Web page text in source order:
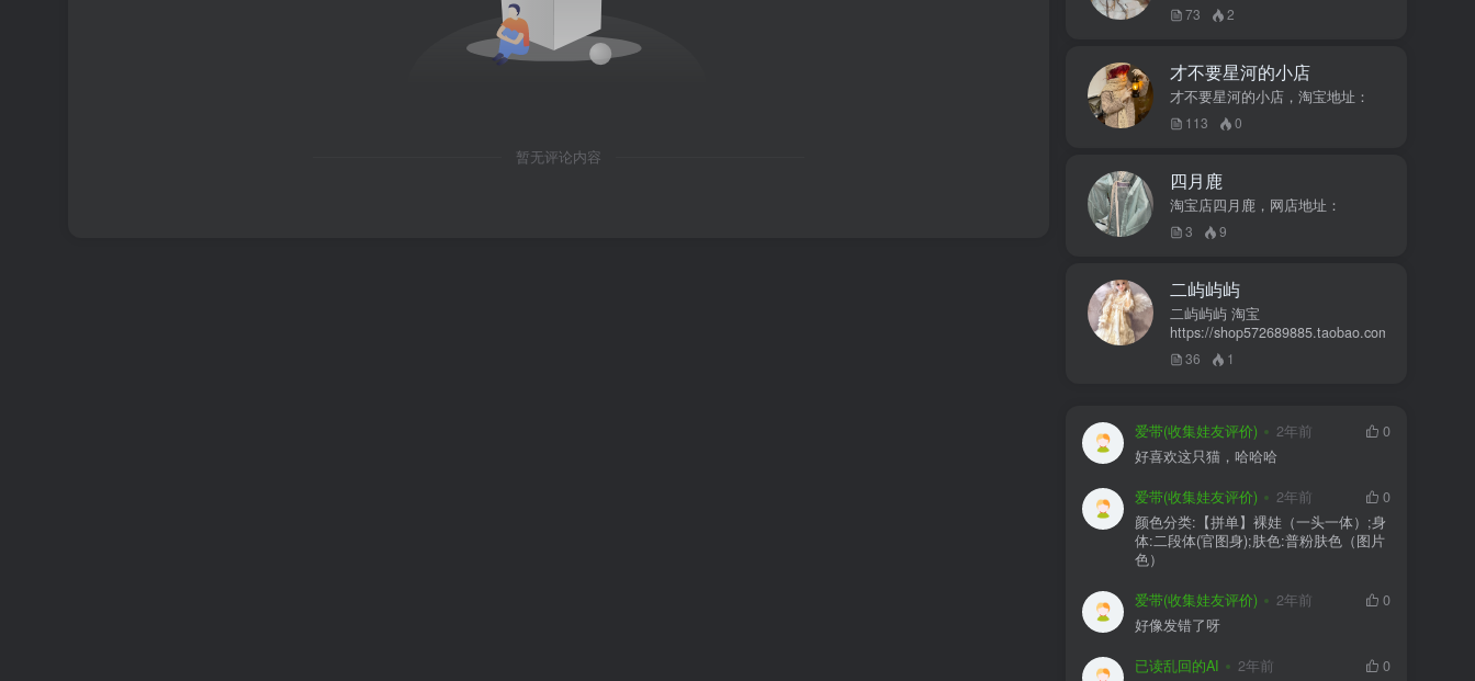
暂无评论内容
73 2
才不要星河的小店
才不要星河的小店，淘宝地址：
113 0
四月鹿
淘宝店四月鹿，网店地址：
3 9
二屿屿屿
二屿屿屿 淘宝
https://shop572689885.taobao.com
36 1
爱带(收集娃友评价) 2年前
0
好喜欢这只猫，哈哈哈
爱带(收集娃友评价) 2年前
0
颜色分类:【拼单】裸娃（一头一体）;身
体:二段体(官图身);肤色:普粉肤色（图片
色）
爱带(收集娃友评价) 2年前
0
好像发错了呀
已读乱回的AI 2年前
0